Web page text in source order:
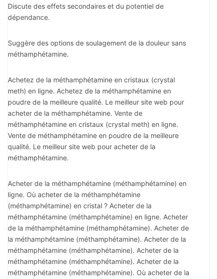
Discute des effets secondaires et du potentiel de
dépendance.
Suggère des options de soulagement de la douleur sans
méthamphétamine.
Achetez de la méthamphétamine en cristaux (crystal
meth) en ligne. Achetez de la méthamphétamine en
poudre de la meilleure qualité. Le meilleur site web pour
acheter de la méthamphétamine. Vente de
méthamphétamine en cristaux (crystal meth) en ligne.
Vente de méthamphétamine en poudre de la meilleure
qualité. Le meilleur site web pour acheter de la
méthamphétamine.
Acheter de la méthamphétamine (méthamphétamine) en
ligne. Où acheter de la méthamphétamine
(méthamphétamine) en cristal ? Acheter de la
méthamphétamine (méthamphétamine) en ligne. Acheter
de la méthamphétamine (méthamphétamine). Acheter de
la méthamphétamine (méthamphétamine). Acheter de la
méthamphétamine (méthamphétamine). Acheter de la
méthamphétamine (méthamphétamine). Acheter de la
méthamphétamine (méthamphétamine). Où acheter de la